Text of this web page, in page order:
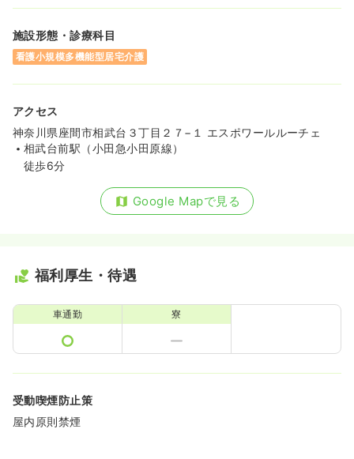
施設形態・診療科目
看護小規模多機能型居宅介護
アクセス
神奈川県座間市相武台３丁目２７−１ エスポワールルーチェ
相武台前駅（小田急小田原線）
徒歩6分
Google Mapで見る
福利厚生・待遇
車通勤 寮
受動喫煙防止策
屋内原則禁煙